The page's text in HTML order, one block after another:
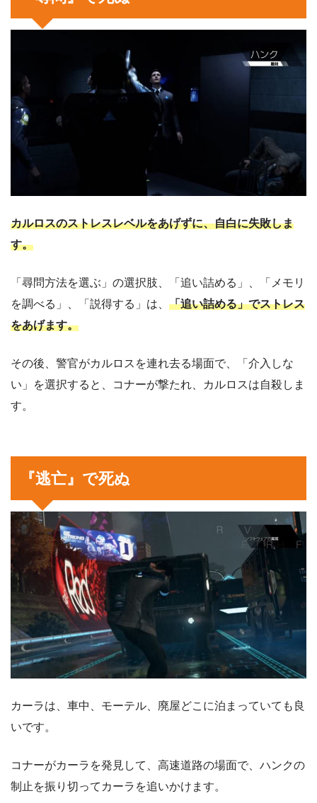
カルロスのストレスレベルをあげずに、自白に失敗しま
す。
「尋問方法を選ぶ」の選択肢、「追い詰める」、「メモリ
を調べる」、「説得する」は、 「追い詰める」でストレス
をあげます。
その後、警官がカルロスを連れ去る場面で、「介入しな
い」を選択すると、コナーが撃たれ、カルロスは自殺しま
す。
『逃亡』で死ぬ
カーラは、車中、モーテル、廃屋どこに泊まっていても良
いです。
コナーがカーラを発見して、高速道路の場面で、ハンクの
制止を振り切ってカーラを追いかけます。